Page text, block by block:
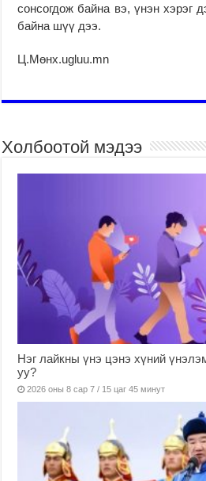
сонсогдож байна вэ, үнэн хэрэг
байна шүү дээ.
Ц.Мөнх.ugluu.mn
Холбоотой мэдээ
Нэг лайкны үнэ цэнэ хүний
уу?
2026 оны 8 сар 7 / 15 цаг 45 минут